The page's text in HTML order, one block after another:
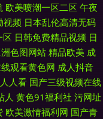
欧美喷潮一区二区 午夜
视频 日本乱伦高清无码
区 日韩免费精品视频 日
色图网站精品欧美 成
观看黄色网 成人抖音
人看 国产三级视频在线
人 黄色91福利社 污网址
欧美激情福利网 国产青